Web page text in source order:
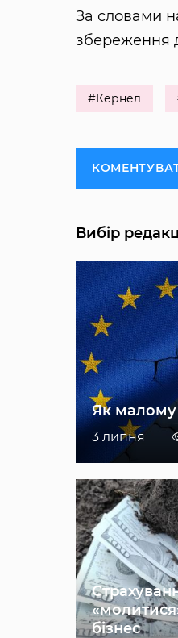
За словами
збереження
#Кернел
Вибір
Як
3 липня
бізнес